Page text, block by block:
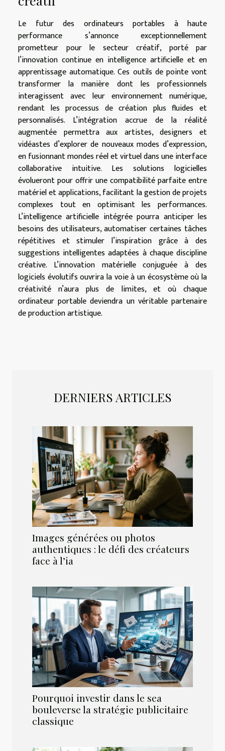
Le futur des ordinateurs portables à haute
performance s’annonce exceptionnellement
prometteur pour le secteur créatif, porté par
l’innovation continue en intelligence artificielle et en
apprentissage automatique. Ces outils de pointe vont
transformer la manière dont les professionnels
interagissent avec leur environnement numérique,
rendant les processus de création plus fluides et
personnalisés. L’intégration accrue de la réalité
augmentée permettra aux artistes, designers et
vidéastes d’explorer de nouveaux modes d’expression,
en fusionnant mondes réel et virtuel dans une interface
collaborative intuitive. Les solutions logicielles
évolueront pour offrir une compatibilité parfaite entre
matériel et applications, facilitant la gestion de projets
complexes tout en optimisant les performances.
L’intelligence artificielle intégrée pourra anticiper les
besoins des utilisateurs, automatiser certaines tâches
répétitives et stimuler l’inspiration grâce à des
suggestions intelligentes adaptées à chaque discipline
créative. L’innovation matérielle conjuguée à des
logiciels évolutifs ouvrira la voie à un écosystème où la
créativité n’aura plus de limites, et où chaque
ordinateur portable deviendra un véritable partenaire
de production artistique.
DERNIERS ARTICLES
Images générées ou photos
authentiques : le défi des créateurs
face à l’ia
Pourquoi investir dans le sea
bouleverse la stratégie publicitaire
classique